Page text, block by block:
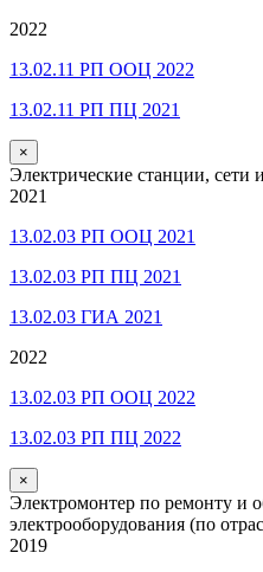
2022
13.02.11 РП ООЦ 2022
13.02.11 РП ПЦ 2021
×
Электрические станции, сети
2021
13.02.03 РП ООЦ 2021
13.02.03 РП ПЦ 2021
13.02.03 ГИА 2021
2022
13.02.03 РП ООЦ 2022
13.02.03 РП ПЦ 2022
×
Электромонтер по ремонту и
электрооборудования (по
2019